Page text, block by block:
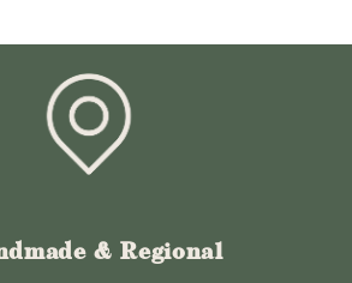
& Regional